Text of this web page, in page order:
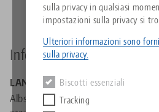
sulla privacy in qualsiasi
impostazioni sulla privacy si
Ulteriori informazioni sono
sulla privacy.
Biscotti essenziali
Tracking
Servizi
Quicklinks
Search
Downloads
Video
Informazioni in base al § 5
LANG Technik GmbH
Albstraße 1-6